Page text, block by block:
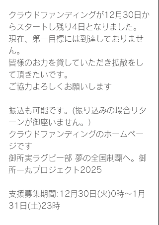
クラウドファンディングが12月30日か
らスタートし残り4日となりました。
現在、第一目標には到達しておりませ
ん。
皆様のお力を貸していただき拡散をし
て頂きたいです。
ご協力よろしくお願いします
振込も可能です。(振り込みの場合リタ
ーンが御座いません。）
クラウドファンディングのホームペー
ジです
御所実ラグビー部 夢の全国制覇へ。御
所一丸プロジェクト2025
支援募集期間:12月30日(火)0時〜1月
31日(土)23時